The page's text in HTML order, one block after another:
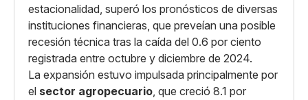
estacionalidad, superó los pronósticos de diversas
instituciones financieras, que preveían una posible
recesión técnica tras la caída del 0.6 por ciento
registrada entre octubre y diciembre de 2024.
La expansión estuvo impulsada principalmente por
el sector agropecuario, que creció 8.1 por